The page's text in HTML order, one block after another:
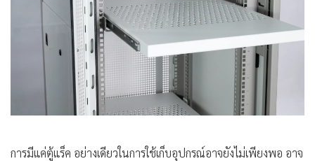
การมีแค่ตู้แร็ค อย่างเดียวในการใช้เก็บอุปกรณ์อาจยังไม่เพียงพอ อาจ